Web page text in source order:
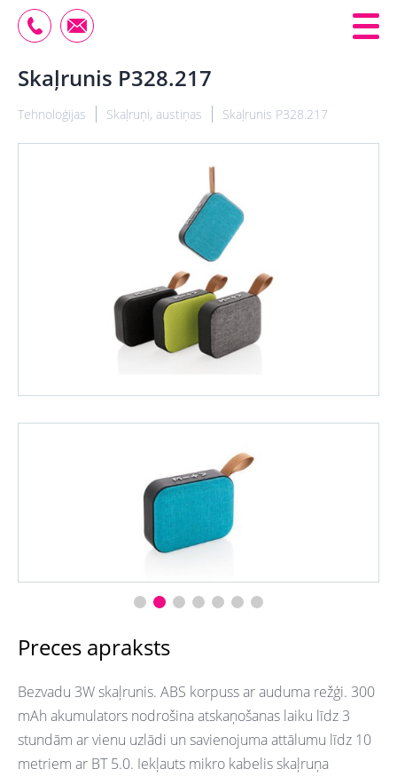
Skaļrunis P328.217
Tehnoloģijas Skaļruņi, austiņas Skaļrunis P328.217
Preces apraksts
Bezvadu 3W skaļrunis. ABS korpuss ar auduma režģi. 300
mAh akumulators nodrošina atskaņošanas laiku līdz 3
stundām ar vienu uzlādi un savienojuma attālumu līdz 10
metriem ar BT 5.0. Iekļauts mikro kabelis skaļruņa